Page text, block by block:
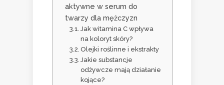
aktywne w serum do
twarzy dla mężczyzn
Jak witamina C wpływa
na koloryt skóry?
Olejki roślinne i ekstrakty
Jakie substancje
odżywcze mają działanie
kojące?